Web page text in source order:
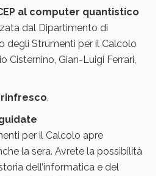
al computer quantistico
dal Dipartimento di
degli Strumenti per il Calcolo
Cisternino, Gian-Luigi Ferrari,
.
per il Calcolo apre
la sera. Avrete la possibilità
dell’informatica e del